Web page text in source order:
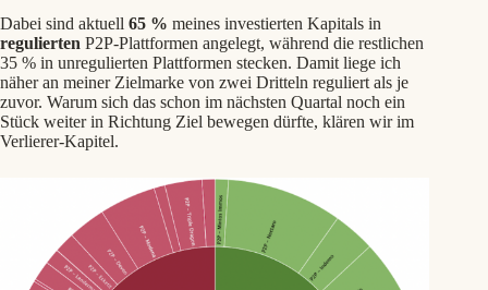
Dabei sind aktuell 65 % meines investierten Kapitals in
regulierten P2P-Plattformen angelegt, während die restlichen
35 % in unregulierten Plattformen stecken. Damit liege ich
näher an meiner Zielmarke von zwei Dritteln reguliert als je
zuvor. Warum sich das schon im nächsten Quartal noch ein
Stück weiter in Richtung Ziel bewegen dürfte, klären wir im
Verlierer-Kapitel.